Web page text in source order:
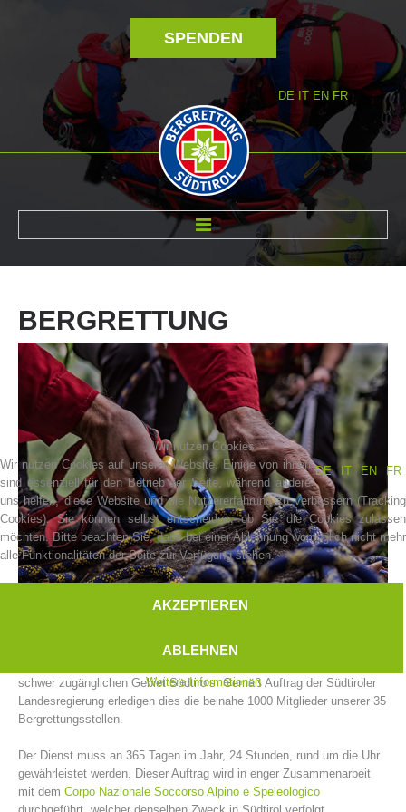
SPENDEN
DE IT EN FR
BERGRETTUNG
Der Bergrettungsdienst im Alpenverein Südtirol leistet Einsätze für in
schwer zugänglichen Gebiet Südtirols. Gemäß Auftrag der Südtiroler
Landesregierung erledigen dies die beinahe 1000 Mitglieder unserer 35
Bergrettungsstellen.
Der Dienst muss an 365 Tagen im Jahr, 24 Stunden, rund um die Uhr
gewährleistet werden. Dieser Auftrag wird in enger Zusammenarbeit
mit dem Corpo Nazionale Soccorso Alpino e Speleologico
Wir nutzen Cookies
DE
IT EN FR
Wir nutzen Cookies auf unserer Website. Einige von ihnen
sind essenziell für den Betrieb der Seite, während andere
uns helfen, diese Website und die Nutzererfahrung zu verbessern (Tracking
Cookies). Sie können selbst entscheiden, ob Sie die Cookies zulassen
möchten. Bitte beachten Sie, dass bei einer Ablehnung womöglich nicht mehr
alle Funktionalitäten der Seite zur Verfügung stehen.
AKZEPTIEREN
ABLEHNEN
Weitere Informationen